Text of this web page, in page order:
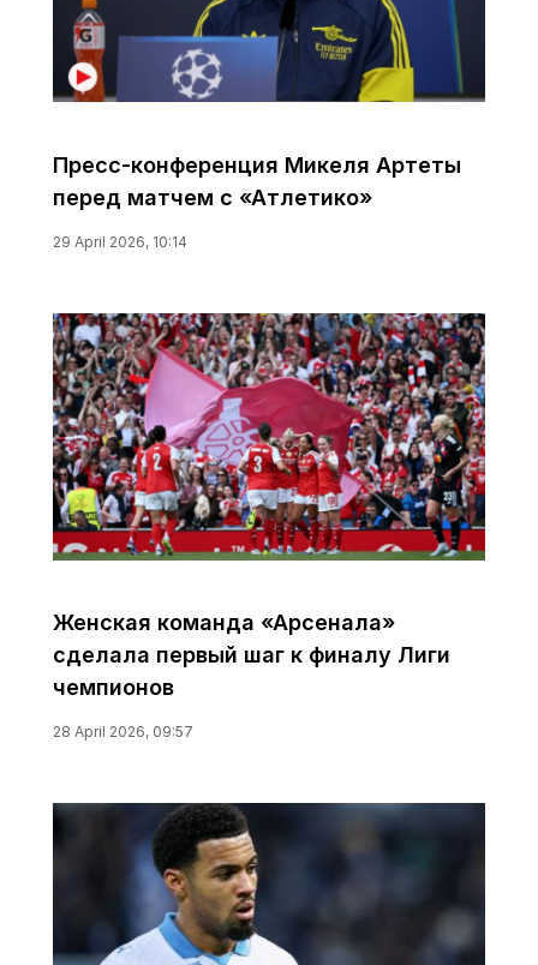
Пресс-конференция Микеля Артеты
перед матчем с «Атлетико»
29 April 2026, 10:14
Женская команда «Арсенала»
сделала первый шаг к финалу Лиги
чемпионов
28 April 2026, 09:57